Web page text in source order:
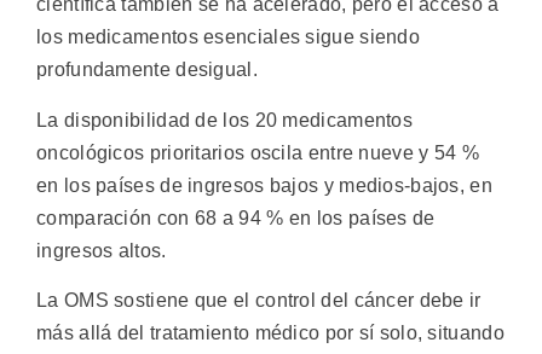
científica también se ha acelerado, pero el acceso a
los medicamentos esenciales sigue siendo
profundamente desigual.
La disponibilidad de los 20 medicamentos
oncológicos prioritarios oscila entre nueve y 54 %
en los países de ingresos bajos y medios-bajos, en
comparación con 68 a 94 % en los países de
ingresos altos.
La OMS sostiene que el control del cáncer debe ir
más allá del tratamiento médico por sí solo, situando